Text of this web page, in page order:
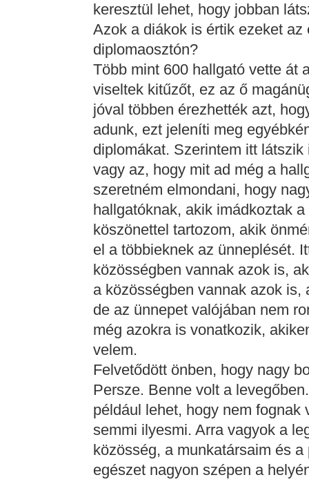
keresztül lehet, hogy jobban
Azok a diákok is értik ezeket
diplomaosztón?
Több mint 600 hallgató vette át
viseltek kitűzőt, ez az ő
jóval többen érezhették azt,
adunk, ezt jeleníti meg
diplomákat. Szerintem itt
vagy az, hogy mit ad még a
szeretném elmondani, hogy
hallgatóknak, akik imádkoztak
köszönettel tartozom, akik
el a többieknek az ünneplését.
közösségben vannak azok is,
a közösségben vannak azok
de az ünnepet valójában nem
még azokra is vonatkozik,
velem.
Felvetődött önben, hogy nagy
Persze. Benne volt a
például lehet, hogy nem
semmi ilyesmi. Arra vagyok a
közösség, a munkatársaim és
egészet nagyon szépen a